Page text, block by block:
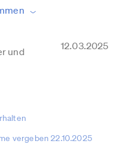
und
12.03.2025
vergeben 22.10.2025